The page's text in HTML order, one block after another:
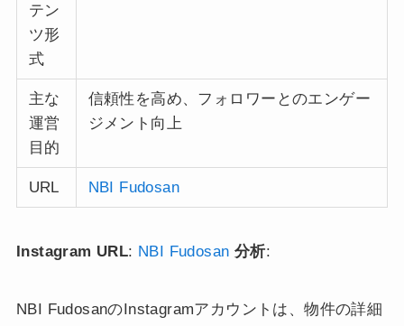
テン
ツ形
式
主な
運営
目的
信頼性を高め、フォロワーとのエンゲー
ジメント向上
URL NBI Fudosan
Instagram URL: NBI Fudosan 分析:
NBI FudosanのInstagramアカウントは、物件の詳細